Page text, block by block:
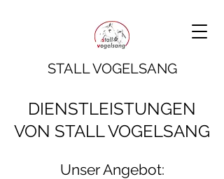
STALL VOGELSANG
DIENSTLEISTUNGEN
VON STALL VOGELSANG
Unser Angebot: